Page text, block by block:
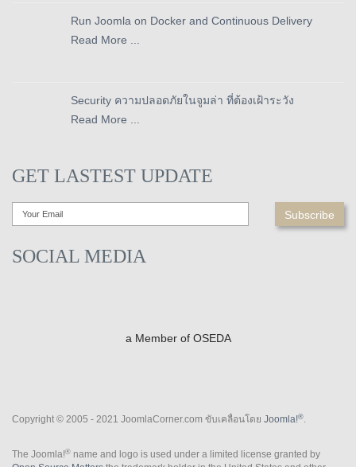
Run Joomla on Docker and Continuous Delivery
Read More ...
Security ความปลอดภัยในจูมล่า ที่ต้องเฝ้าระวัง
Read More ...
GET LASTEST UPDATE
SOCIAL MEDIA
a Member of OSEDA
Copyright © 2005 - 2021 JoomlaCorner.com ขับเคลื่อนโดย Joomla!®.
The Joomla!® name and logo is used under a limited license granted by